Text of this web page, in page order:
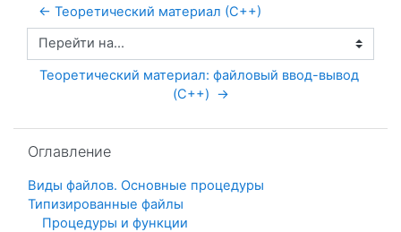
← Теоретический материал (С++)
Перейти на...
Теоретический материал: файловый ввод-вывод
(C++)  →
Оглавление
Виды файлов. Основные процедуры
Типизированные файлы
Процедуры и функции